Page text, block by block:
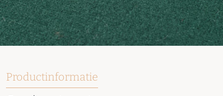
Productinformatie